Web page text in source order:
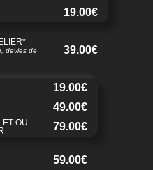
19.00€
devies de
39.00€
19.00€
49.00€
OU
79.00€
59.00€